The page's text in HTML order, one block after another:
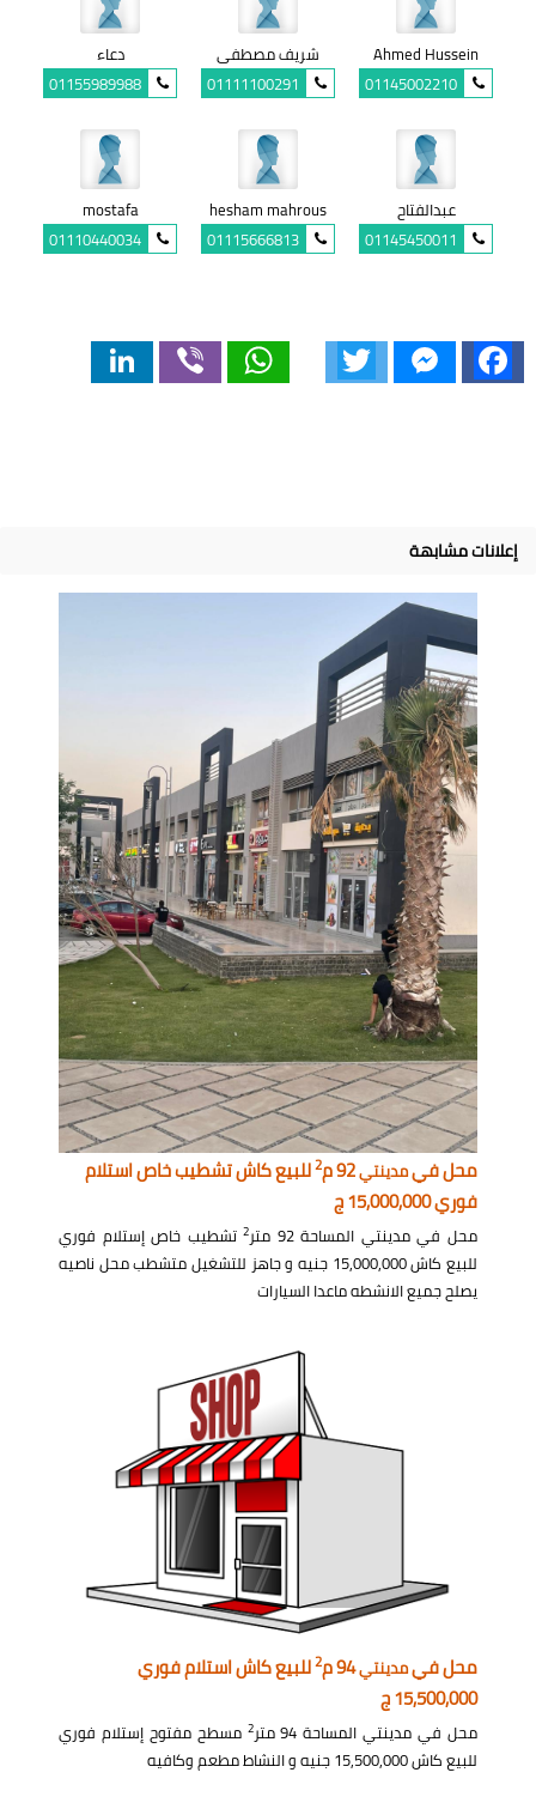
Ahmed Hussein
01145002210
شريف مصطفى
01111100291
دعاء
01155989988
عبدالفتاح
01145450011
hesham mahrous
01115666813
mostafa
01110440034
Facebook
Messenger
WhatsApp
إعلانات مشابهة
محل فيمدينتي 2للبيع كاش تشطيب خاص استلام
فوري 15,000,000 ج
محل في مدينتي المساحة 92 متر 2تشطيب خاص إستلام فوري
للبيع كاش 15,000,000 جنيه و جاهز للتشغيل متشطب محل ناصيه
يصلح جميع الانشطه ماعدا السيارات
محل فيمدينتي94 م 2للبيع كاش استلام فوري
15,500,000 ج
محل في مدينتي المساحة 94 متر 2 مسطح مفتوح إستلام فوري
للبيع كاش 15,500,000 جنيه و النشاط مطعم وكافيه